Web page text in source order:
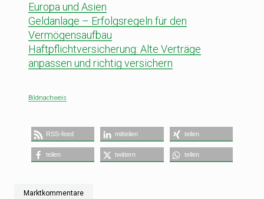
Europa und Asien
Geldanlage – Erfolgsregeln für den
Vermögensaufbau
Haftpflichtversicherung: Alte Verträge
anpassen und richtig versichern
Bildnachweis
RSS-feed mitteilen teilen
teilen twittern teilen
Marktkommentare